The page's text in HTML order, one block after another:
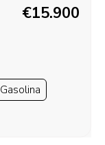
€15.900
Gasolina